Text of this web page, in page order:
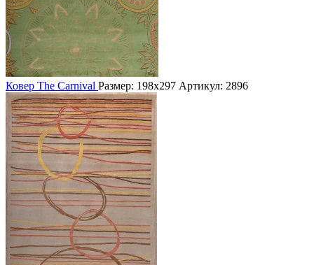
Ковер The Carnival Размер: 198х297 Артикул: 2896